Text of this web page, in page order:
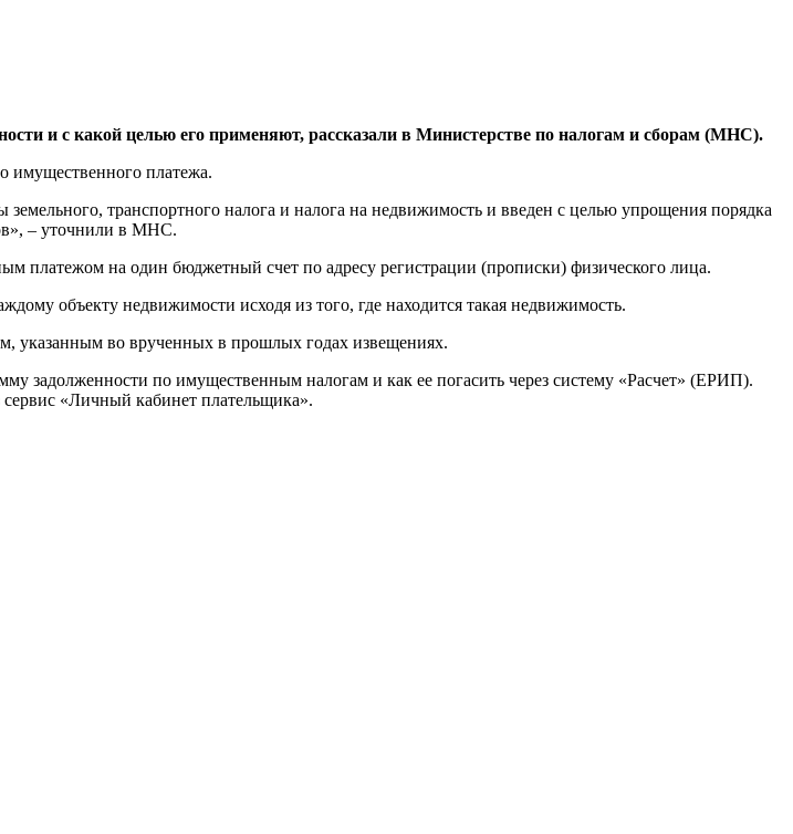
и с какой целью его применяют, рассказали в Министерстве по налогам и сборам (МНС).
имущественного платежа.
транспортного налога и налога на недвижимость и введен с целью упрощения порядка
– уточнили в МНС.
платежом на один бюджетный счет по адресу регистрации (прописки) физического лица.
объекту недвижимости исходя из того, где находится такая недвижимость.
указанным во врученных в прошлых годах извещениях.
задолженности по имущественным налогам и как ее погасить через систему «Расчет» (ЕРИП).
«Личный кабинет плательщика».